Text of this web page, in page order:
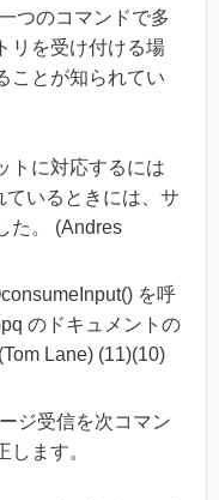
つのコマンドで多
リを受け付ける場
ことが知られてい
トに対応するには
いるときには、サ
た。 (Andres
を呼
のドキュメントの
Lane) (11)(10)
ジ受信を次コマン
します。